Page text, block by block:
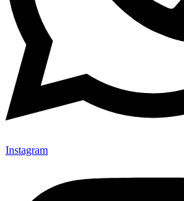
Instagram